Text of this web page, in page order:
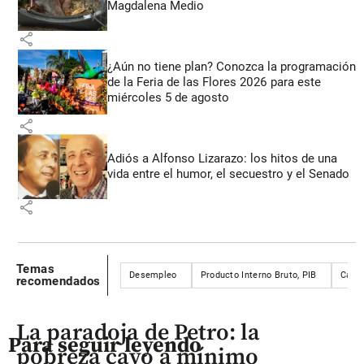
Magdalena Medio
share
¿Aún no tiene plan? Conozca la programación
de la Feria de las Flores 2026 para este
miércoles 5 de agosto
share
Adiós a Alfonso Lizarazo: los hitos de una
vida entre el humor, el secuestro y el Senado
share
Temas
recomendados
Desempleo Producto Interno Bruto, PIB Carf
Para seguir leyendo
La paradoja de Petro: la
pobreza cayó a mínimo